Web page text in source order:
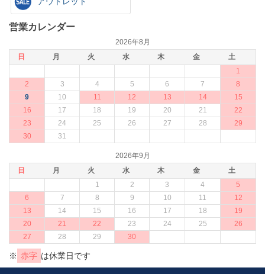
営業カレンダー
2026年8月
日
月 火 水 木 金
土
1
2
3 4 5 6 7
8
9
10 11 12 13 14
15
16
17 18 19 20 21
22
23
24 25 26 27 28
29
30
31
2026年9月
日
月 火 水 木 金
土
1
2 3 4
5
6
7 8 9 10 11
12
13
14 15 16 17 18
19
20
21 22 23 24 25
26
27
28 29 30
※ 赤字 は休業日です